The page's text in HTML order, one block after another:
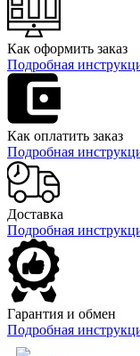
Как оформить заказ
Подробная
Как оплатить заказ
Подробная
Доставка
Подробная
Гарантия и обмен
Подробная